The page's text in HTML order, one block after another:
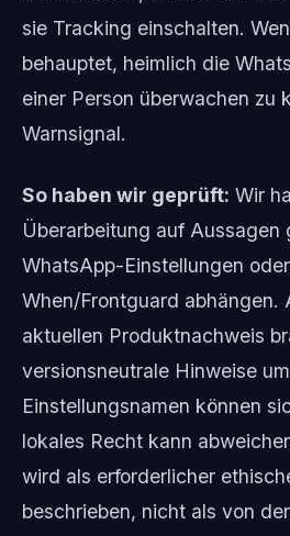
sie Tracking einschalten.
behauptet, heimlich die
einer Person überwachen zu
Warnsignal.
So haben wir geprüft: Wir
Überarbeitung auf Aussagen
WhatsApp-Einstellungen
When/Frontguard abhängen.
aktuellen Produktnachweis
versionsneutrale Hinweise
Einstellungsnamen können
lokales Recht kann
wird als erforderlicher
beschrieben, nicht als von